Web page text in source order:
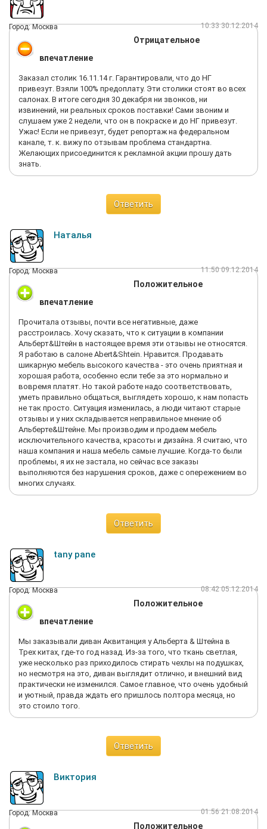
Город: Москва 10:33 30.12.2014
Отрицательное
впечатление
Заказал столик 16.11.14 г. Гарантировали, что до НГ
привезут. Взяли 100% предоплату. Эти столики стоят во всех
салонах. В итоге сегодня 30 декабря ни звонков, ни
извинений, ни реальных сроков поставки! Сами звоним и
слушаем уже 2 недели, что он в покраске и до НГ привезут.
Ужас! Если не привезут, будет репортаж на федеральном
канале, т. к. вижу по отзывам проблема стандартна.
Желающих присоединится к рекламной акции прошу дать
знать.
Ответить
Наталья
Город: Москва 11:50 09.12.2014
Положительное
впечатление
Прочитала отзывы, почти все негативные, даже
расстроилась. Хочу сказать, что к ситуации в компании
Альберт&Штейн в настоящее время эти отзывы не относятся.
Я работаю в салоне Abert&Shtein. Нравится. Продавать
шикарную мебель высокого качества - это очень приятная и
хорошая работа, особенно если тебе за это нормально и
вовремя платят. Но такой работе надо соответствовать,
уметь правильно общаться, выглядеть хорошо, к нам попасть
не так просто. Ситуация изменилась, а люди читают старые
отзывы и у них складывается неправильное мнение об
Альберте&Штейне. Мы производим и продаем мебель
исключительного качества, красоты и дизайна. Я считаю, что
наша компания и наша мебель самые лучшие. Когда-то были
проблемы, я их не застала, но сейчас все заказы
выполняются без нарушения сроков, даже с опережением во
многих случаях.
Ответить
tany pane
Город: Москва 08:42 05.12.2014
Положительное
впечатление
Мы заказывали диван Аквитанция у Альберта & Штейна в
Трех китах, где-то год назад. Из-за того, что ткань светлая,
уже несколько раз приходилось стирать чехлы на подушках,
но несмотря на это, диван выглядит отлично, и внешний вид
практически не изменился. Самое главное, что очень удобный
и уютный, правда ждать его пришлось полтора месяца, но
это стоило того.
Ответить
Виктория
Город: Москва 01:56 21.08.2014
Положительное